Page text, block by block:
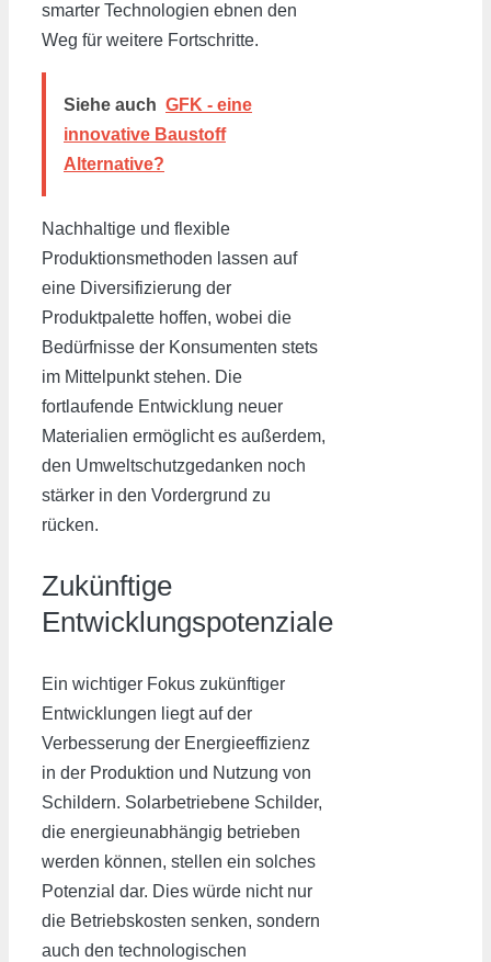
smarter Technologien ebnen den
Weg für weitere Fortschritte.
Siehe auch GFK - eine
innovative Baustoff
Alternative?
Nachhaltige und flexible
Produktionsmethoden lassen auf
eine Diversifizierung der
Produktpalette hoffen, wobei die
Bedürfnisse der Konsumenten stets
im Mittelpunkt stehen. Die
fortlaufende Entwicklung neuer
Materialien ermöglicht es außerdem,
den Umweltschutzgedanken noch
stärker in den Vordergrund zu
rücken.
Zukünftige
Entwicklungspotenziale
Ein wichtiger Fokus zukünftiger
Entwicklungen liegt auf der
Verbesserung der Energieeffizienz
in der Produktion und Nutzung von
Schildern. Solarbetriebene Schilder,
die energieunabhängig betrieben
werden können, stellen ein solches
Potenzial dar. Dies würde nicht nur
die Betriebskosten senken, sondern
auch den technologischen